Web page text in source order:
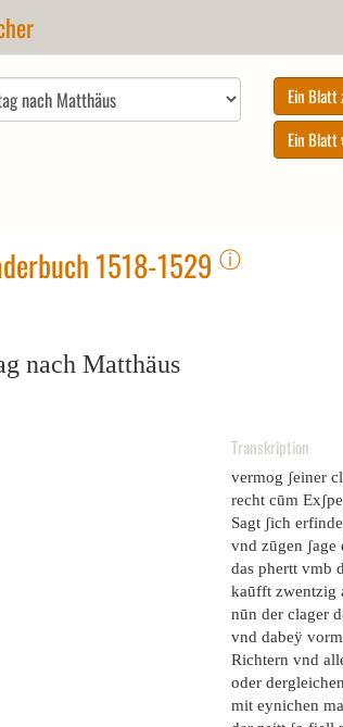
1518-1529 ⓘ
nach Matthäus
Transkription
vermog ʃeiner
recht cūm
Sagt ʃich
vnd zūgen ʃage
das phertt vmb
kaūfft zwentzig
nūn der clager
vnd dabeÿ
Richtern vnd
oder
mit eynichen